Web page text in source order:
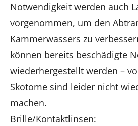
Notwendigkeit werden auch
vorgenommen, um den
Kammerwassers zu
können bereits beschädigte
wiederhergestellt werden –
Skotome sind leider nicht
machen.
Brille/Kontaktlinsen: